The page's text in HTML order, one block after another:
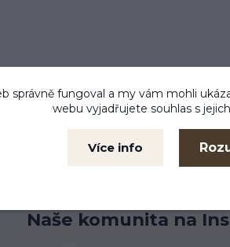
Zboží testujeme
Co prodáváme, to
používáme
Naše komunita na
správně fungoval a my vám mohli
webu vyjadřujete souhlas s
Více info